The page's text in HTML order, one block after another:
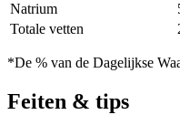
Natrium
Totale vetten
*De % van de Dagelijkse
Feiten & tips